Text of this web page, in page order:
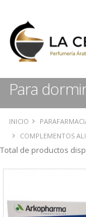
Para
INICIO
COMPLEMENTOS
Total de productos